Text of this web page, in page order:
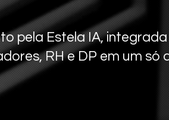
pela Estela IA,
RH e DP em um só